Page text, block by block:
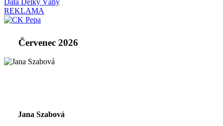
REKLAMA
Červenec 2026
Jana Szabová